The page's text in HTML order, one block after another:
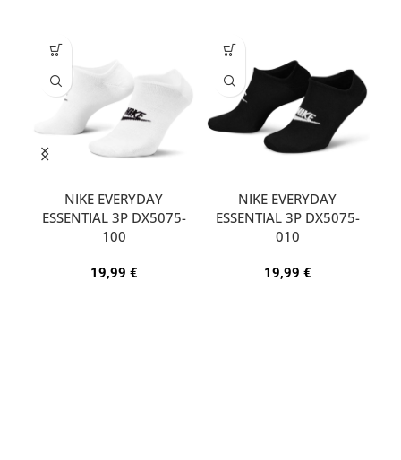
NIKE EVERYDAY
ESSENTIAL 3P DX5075-
100
19,99 €
NIKE EVERYDAY
ESSENTIAL 3P DX5075-
010
19,99 €